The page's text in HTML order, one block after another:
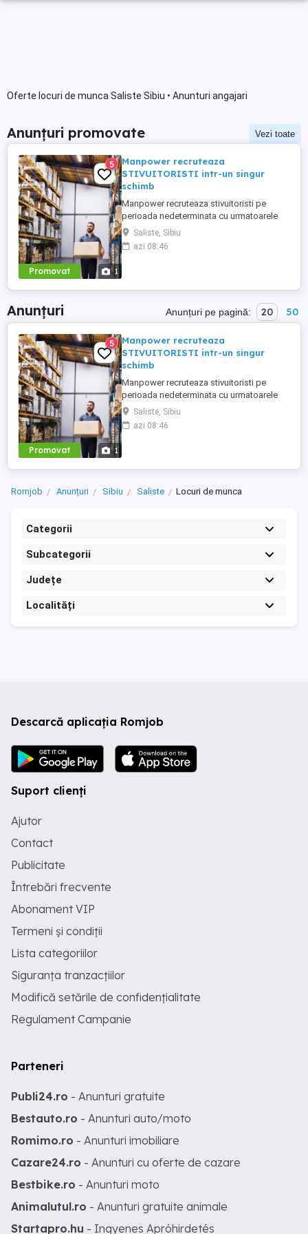
Oferte locuri de munca Saliste Sibiu • Anunturi angajari
Anunțuri promovate Vezi toate
Promovat 1
5
Manpower recruteaza
STIVUITORISTI intr-un singur
schimb
Manpower recruteaza stivuitoristi pe
perioada nedeterminata cu urmatoarele
beneficii: - CONTRACT PE PERIOADA
NEDETERMINATA; - 1 singur schimb:
20:00-04:30(de luni pana vineri); - salariu
concediu de odihna an; - ...
Saliste, Sibiu
azi 08:46
Anunțuri Anunțuri pe pagină: 20 50
Promovat 1
5
Manpower recruteaza
STIVUITORISTI intr-un singur
schimb
Manpower recruteaza stivuitoristi pe
perioada nedeterminata cu urmatoarele
beneficii: - CONTRACT PE PERIOADA
NEDETERMINATA; - 1 singur schimb:
20:00-04:30(de luni pana vineri); - salariu
concediu de odihna an; - ...
Saliste, Sibiu
azi 08:46
Romjob Anunțuri Sibiu Saliste Locuri de munca
Categorii
Subcategorii
Județe
Localități
Descarcă aplicația Romjob
Suport clienți
Ajutor
Contact
Publicitate
Întrebări frecvente
Abonament VIP
Termeni și condiții
Lista categoriilor
Siguranța tranzacțiilor
Modifică setările de confidențialitate
Regulament Campanie
Parteneri
Publi24.ro - Anunturi gratuite
Bestauto.ro - Anunturi auto/moto
Romimo.ro - Anunturi imobiliare
Cazare24.ro - Anunturi cu oferte de cazare
Bestbike.ro - Anunturi moto
Animalutul.ro - Anunturi gratuite animale
Startapro.hu - Ingyenes Apróhirdetés